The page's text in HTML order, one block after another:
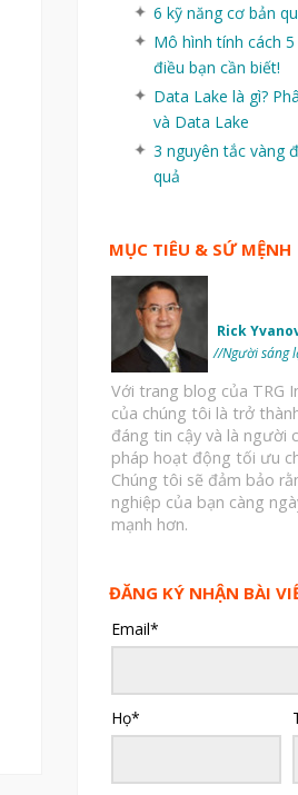
6 kỹ năng cơ bản
Mô hình tính cách
điều bạn cần biết!
Data Lake là gì?
và Data Lake
3 nguyên tắc vàng
quả
MỤC TIÊU & SỨ MỆNH
Rick
//Người sáng
Với trang blog của TRG
của chúng tôi là trở
đáng tin cậy và là người
pháp hoạt động tối ưu
Chúng tôi sẽ đảm bảo
nghiệp của bạn càng
mạnh hơn.
ĐĂNG KÝ NHẬN BÀI
Email*
Họ*